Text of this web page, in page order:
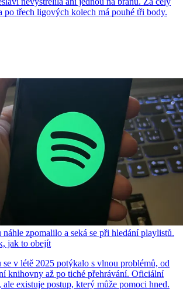
po třech ligových kolech má pouhé tři body.
zpomalilo a seká se při hledání playlistů.
jak to obejít
v létě 2025 potýkalo s vlnou problémů, od
knihovny až po tiché přehrávání. Oficiální
ale existuje postup, který může pomoci hned.